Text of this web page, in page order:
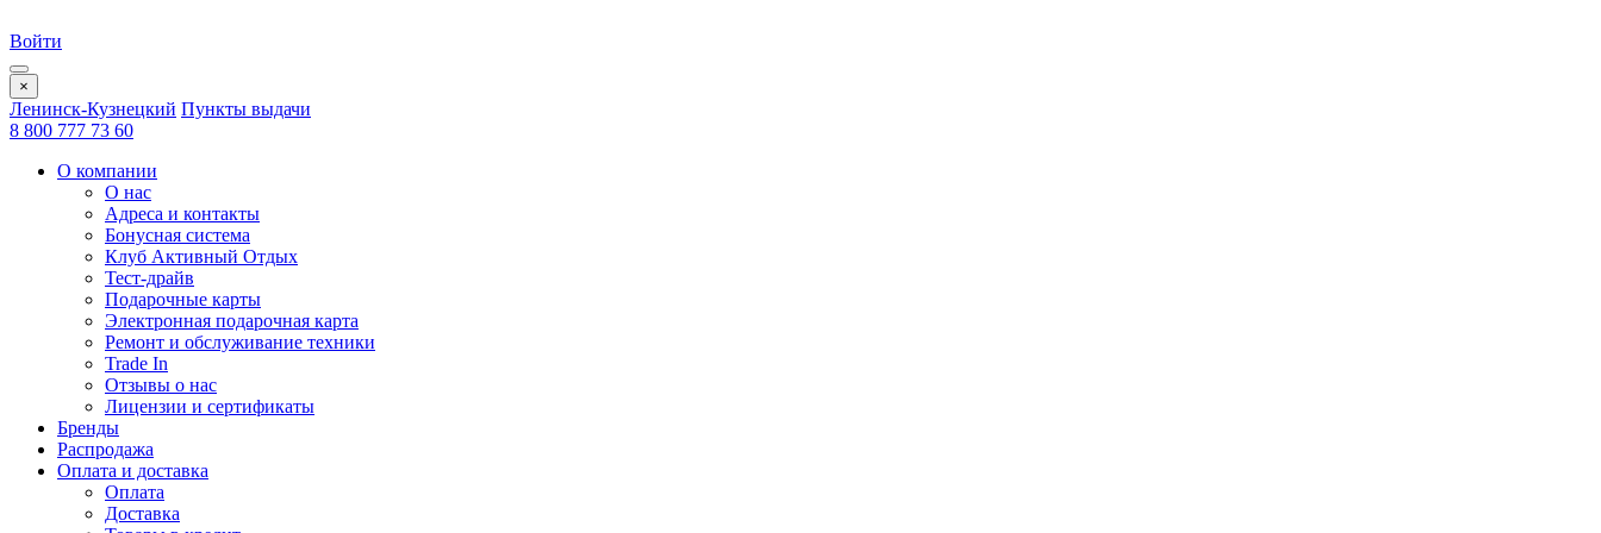
Войти
×
Ленинск-Кузнецкий Пункты выдачи
8 800 777 73 60
О компании
О нас
Адреса и контакты
Бонусная система
Клуб Активный Отдых
Тест-драйв
Подарочные карты
Электронная подарочная карта
Ремонт и обслуживание техники
Trade In
Отзывы о нас
Лицензии и сертификаты
Бренды
Распродажа
Оплата и доставка
Оплата
Доставка